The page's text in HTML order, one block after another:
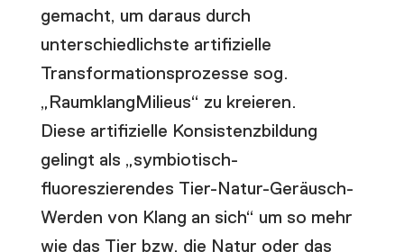
gemacht, um daraus durch
unterschiedlichste artifizielle
Transformationsprozesse sog.
„RaumklangMilieus“ zu kreieren.
Diese artifizielle Konsistenzbildung
gelingt als „symbiotisch-
fluoreszierendes Tier-Natur-Geräusch-
Werden von Klang an sich“ um so mehr
wie das Tier bzw. die Natur oder das